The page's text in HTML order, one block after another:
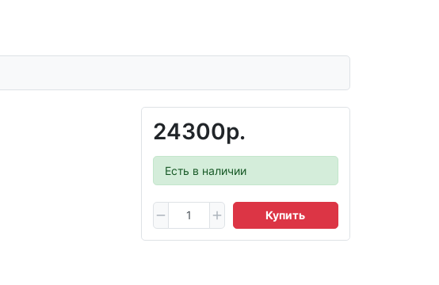
24300р.
Есть в наличии
Купить